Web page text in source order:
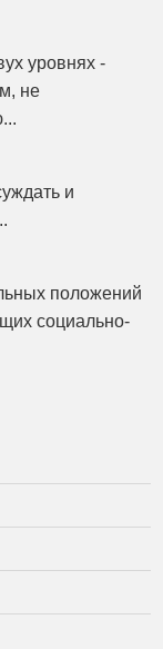
уровнях -
не
и
положений
социально-